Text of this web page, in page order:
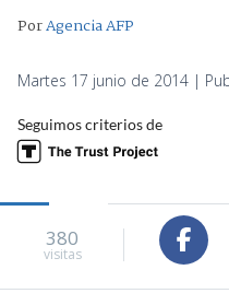
PorAgencia AFP
Martes 17 junio de 2014 |
Seguimos criterios de
380
visitas